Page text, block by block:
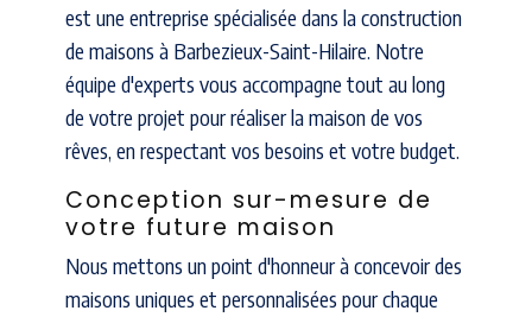
est une entreprise spécialisée dans la construction
de maisons à Barbezieux-Saint-Hilaire. Notre
équipe d'experts vous accompagne tout au long
de votre projet pour réaliser la maison de vos
rêves, en respectant vos besoins et votre budget.
Conception sur-mesure de
votre future maison
Nous mettons un point d'honneur à concevoir des
maisons uniques et personnalisées pour chaque